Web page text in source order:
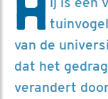
H
van de
dat het
verandert